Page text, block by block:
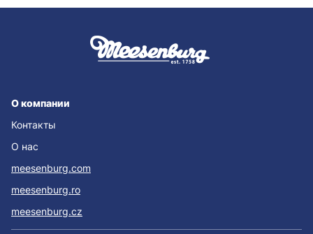
О компании
Контакты
О нас
meesenburg.com
meesenburg.ro
meesenburg.cz